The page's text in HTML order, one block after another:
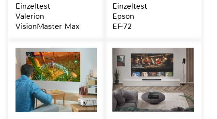
Einzeltest
Valerion
VisionMaster Max
Einzeltest
Epson
EF-72